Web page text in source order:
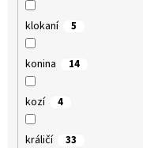
klokaní 5
konina 14
kozí 4
králičí 33